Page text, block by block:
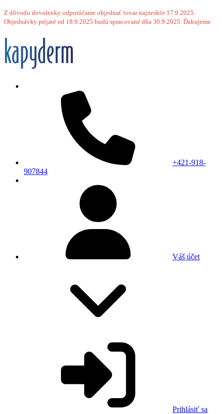
Z dôvodu dovolenky odporúčame objednať tovar najneskôr 17.9.2025.
Objednávky prijaté od 18.9.2025 budú spracované dňa 30.9.2025. Ďakujeme.
+421-918-
907844
Váš účet
Prihlásiť sa